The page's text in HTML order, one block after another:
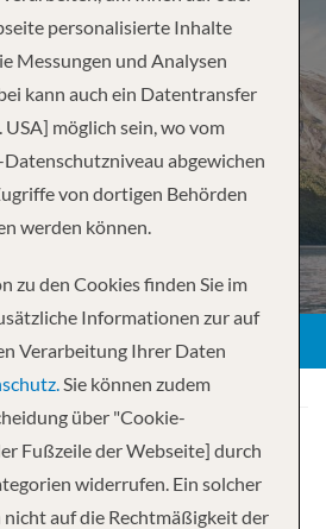
ORIENTS –
personalisierte Inhalte
Messungen und Analysen
kann auch ein Datentransfer
möglich sein, wo vom
abgewichen
von dortigen Behörden
werden können.
zu den Cookies finden Sie im
Informationen zur auf
Verarbeitung Ihrer Daten
Sie können zudem
über "Cookie-
Fußzeile der Webseite] durch
widerrufen. Ein solcher
auf die Rechtmäßigkeit der